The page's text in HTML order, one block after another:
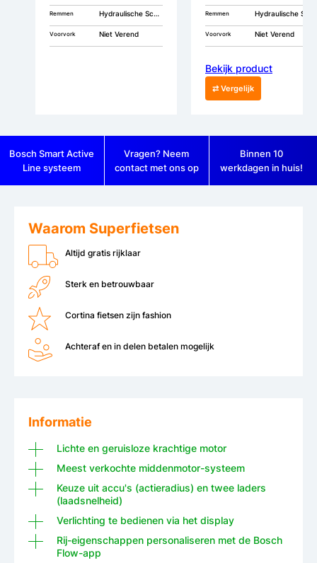
Remmen Hydraulische Schijfremmen
Voorvork Niet Verend
Remmen Hydraulische Schijfremmen
Voorvork Niet Verend
Bekijk product
⇄ Vergelijk
Bosch Smart Active
Line systeem
Vragen? Neem
contact met ons op
Binnen 10
werkdagen in huis!
Waarom Superfietsen
Altijd gratis rijklaar
Sterk en betrouwbaar
Cortina fietsen zijn fashion
Achteraf en in delen betalen mogelijk
Informatie
Lichte en geruisloze krachtige motor
Meest verkochte middenmotor-systeem
Keuze uit accu's (actieradius) en twee laders
(laadsnelheid)
Verlichting te bedienen via het display
Rij-eigenschappen personaliseren met de Bosch
Flow-app